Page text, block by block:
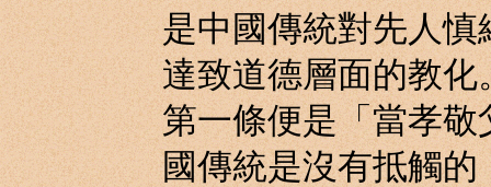
是中國傳統對先人
達致道德層面的教
第一條便是「當孝
國傳統是沒有抵觸